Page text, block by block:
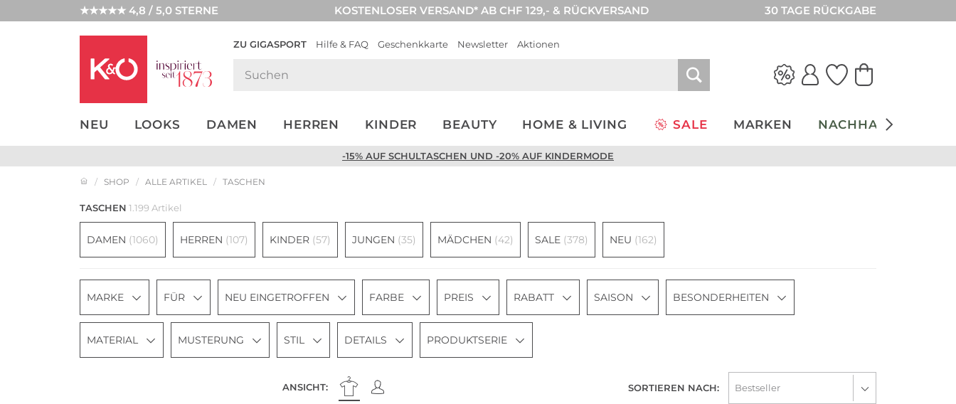
★★★★★ 4,8 / 5,0 STERNE KOSTENLOSER VERSAND* AB CHF 129,- & RÜCKVERSAND 30 TAGE RÜCKGABE
ZU GIGASPORT Hilfe & FAQ Geschenkkarte Newsletter Aktionen
NEU LOOKS DAMEN HERREN KINDER BEAUTY HOME & LIVING SALE MARKEN NACHHALTIGKEIT
NEW IN
WEDDING
-15% AUF SCHULTASCHEN UND -20% AUF KINDERMODE
SHOP ALLE ARTIKEL TASCHEN
TASCHEN 1.199 Artikel
DAMEN (1060) HERREN (107) KINDER (57) JUNGEN (35) MÄDCHEN (42) SALE (378) NEU (162)
MARKE FÜR NEU EINGETROFFEN FARBE PREIS RABATT SAISON BESONDERHEITEN
MATERIAL MUSTERUNG STIL DETAILS PRODUKTSERIE
ANSICHT: SORTIEREN NACH: